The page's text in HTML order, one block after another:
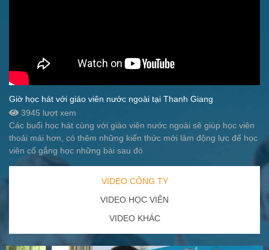
Giờ học hát với giáo viên nước ngoài tại Thanh Giang
3945 lượt xem
Các buổi học hát cùng với giáo viên nước ngoài sẽ giúp học viên
thoải mái hơn, có thêm những kiến thức mới làm động lực để học
viên cố gắng học những bài sau đó
VIDEO CÔNG TY
VIDEO HỌC VIÊN
VIDEO KHÁC